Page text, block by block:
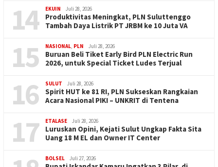
14 EKUIN Juli 28, 2026
Produktivitas Meningkat, PLN Suluttenggo
Tambah Daya Listrik PT JRBM ke 10 Juta VA
15 NASIONAL PLN Juli 28, 2026
Buruan Beli Tiket Early Bird PLN Electric Run
2026, untuk Special Ticket Ludes Terjual
16 SULUT Juli 28, 2026
Spirit HUT ke 81 RI, PLN Sukseskan Rangkaian
Acara Nasional PIKI – UNKRIT di Tentena
17 ETALASE Juli 28, 2026
Luruskan Opini, Kejati Sulut Ungkap Fakta Sita
Uang 18 M EL dan Owner IT Center
BOLSEL Juli 27, 2026